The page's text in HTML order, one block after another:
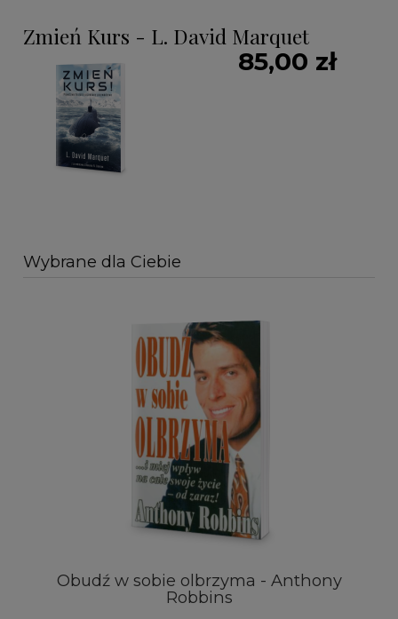
Zmień Kurs - L. David Marquet
85,00 zł
Wybrane dla Ciebie
Obudź w sobie olbrzyma - Anthony
Robbins